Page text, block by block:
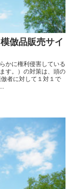
倣品販売サイ
かに権利侵害している
す。）の対策は、頭の
者に対して１対１で